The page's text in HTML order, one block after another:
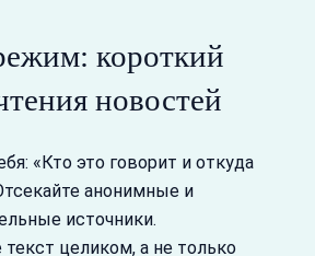
короткий
новостей
«Кто это говорит и откуда
анонимные и
источники.
текст целиком, а не только